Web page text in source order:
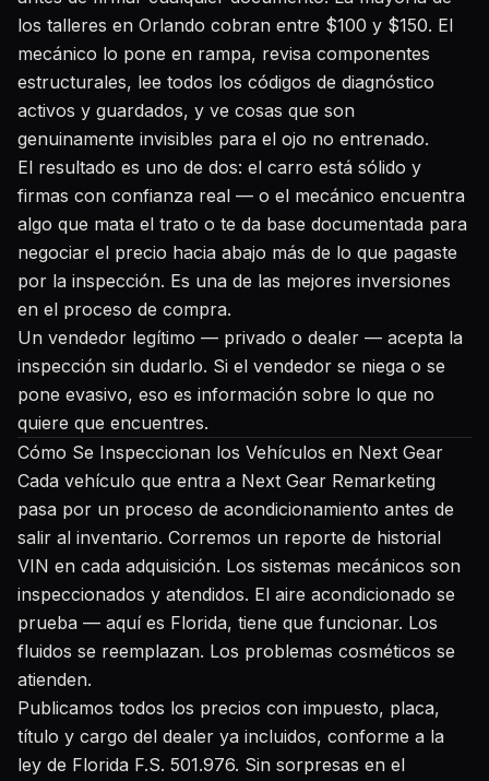
los talleres en Orlando cobran entre $100 y $150. El
mecánico lo pone en rampa, revisa componentes
estructurales, lee todos los códigos de diagnóstico
activos y guardados, y ve cosas que son
genuinamente invisibles para el ojo no entrenado.
El resultado es uno de dos: el carro está sólido y
firmas con confianza real — o el mecánico encuentra
algo que mata el trato o te da base documentada para
negociar el precio hacia abajo más de lo que pagaste
por la inspección. Es una de las mejores inversiones
en el proceso de compra.
Un vendedor legítimo — privado o dealer — acepta la
inspección sin dudarlo. Si el vendedor se niega o se
pone evasivo, eso es información sobre lo que no
quiere que encuentres.
Cómo Se Inspeccionan los Vehículos en Next Gear
Cada vehículo que entra a Next Gear Remarketing
pasa por un proceso de acondicionamiento antes de
salir al inventario. Corremos un reporte de historial
VIN en cada adquisición. Los sistemas mecánicos son
inspeccionados y atendidos. El aire acondicionado se
prueba — aquí es Florida, tiene que funcionar. Los
fluidos se reemplazan. Los problemas cosméticos se
atienden.
Publicamos todos los precios con impuesto, placa,
título y cargo del dealer ya incluidos, conforme a la
ley de Florida F.S. 501.976. Sin sorpresas en el